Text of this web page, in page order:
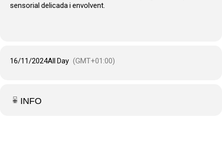
sensorial delicada i envolvent.
16/11/2024All Day (GMT+01:00)
+ INFO